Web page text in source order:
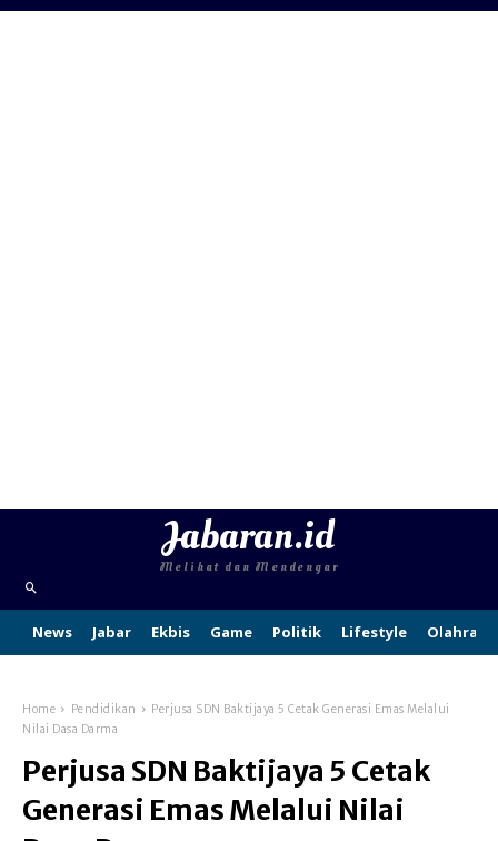
Jabaran.id
Melihat dan Mendengar
News Jabar Ekbis Game Politik Lifestyle Olahraga
Home Pendidikan
Perjusa SDN Baktijaya 5 Cetak Generasi Emas Melalui
Nilai Dasa Darma
Perjusa SDN Baktijaya 5 Cetak
Generasi Emas Melalui Nilai